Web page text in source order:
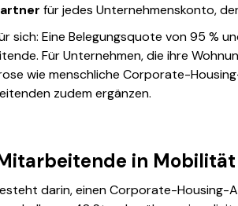
für jedes Unternehmenskonto,
sich: Eine Belegungsquote von 95 %
Für Unternehmen, die ihre
wie menschliche Corporate-
zudem ergänzen.
in
darin, einen Corporate-